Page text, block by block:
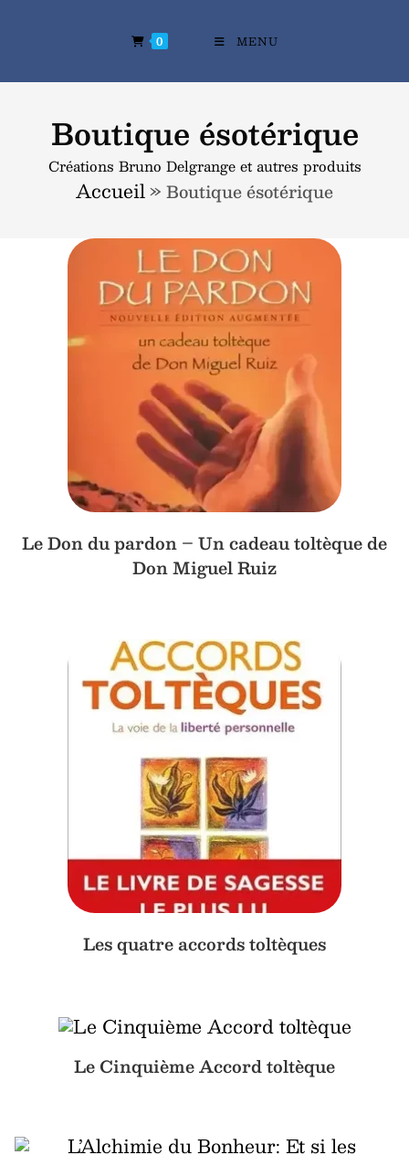
0 MENU
Boutique ésotérique
Créations Bruno Delgrange et autres produits
Accueil»Boutique ésotérique
Le Don du pardon – Un cadeau toltèque de
Don Miguel Ruiz
Les quatre accords toltèques
Le Cinquième Accord toltèque